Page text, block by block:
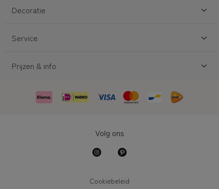
Decoratie
Service
Prijzen & info
Volg ons
Cookiebeleid